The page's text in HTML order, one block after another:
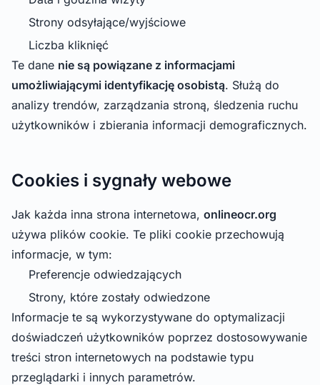
Strony odsyłające/wyjściowe
Liczba kliknięć
Te dane nie są powiązane z informacjami
umożliwiającymi identyfikację osobistą. Służą do
analizy trendów, zarządzania stroną, śledzenia ruchu
użytkowników i zbierania informacji demograficznych.
Cookies i sygnały webowe
Jak każda inna strona internetowa, onlineocr.org
używa plików cookie. Te pliki cookie przechowują
informacje, w tym:
Preferencje odwiedzających
Strony, które zostały odwiedzone
Informacje te są wykorzystywane do optymalizacji
doświadczeń użytkowników poprzez dostosowywanie
treści stron internetowych na podstawie typu
przeglądarki i innych parametrów.